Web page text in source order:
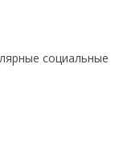
социальные